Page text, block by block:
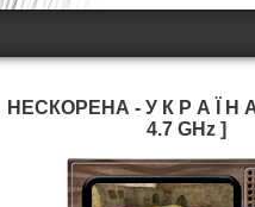
НЕСКОРЕНА - У К Р А Ї Н А
4.7 GHz ]